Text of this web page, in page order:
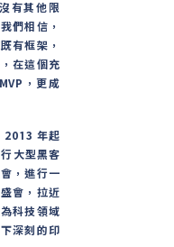
有其他限
們相信，
有框架，
在這個充
，更成
2013 年起
大型黑客
，進行一
會，拉近
科技領域
深刻的印